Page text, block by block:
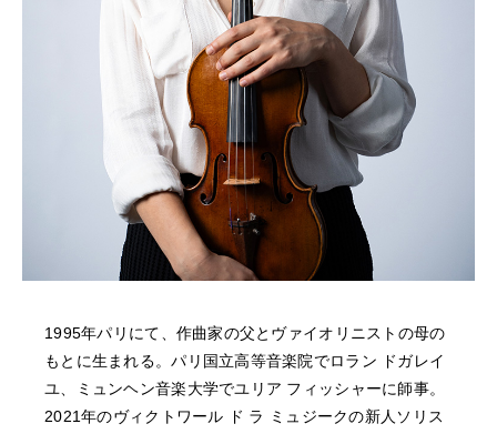
FEATURED
ABOUT US
1995年パリにて、作曲家の父とヴァイオリニストの母の
もとに生まれる。パリ国立高等音楽院でロラン ドガレイ
ユ、ミュンヘン音楽大学でユリア フィッシャーに師事。
2021年のヴィクトワール ド ラ ミュジークの新人ソリス